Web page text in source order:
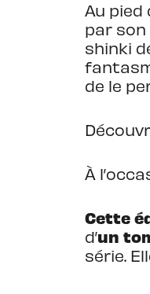
Au pied
par son
shinki
de le
À
Cette
d’un
série.